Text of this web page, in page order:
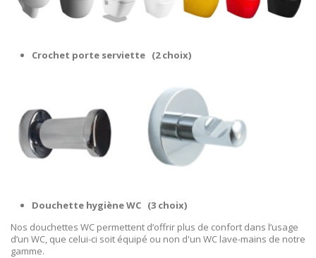
Crochet porte serviette (2 choix)
Douchette hygiène WC (3 choix)
Nos douchettes WC permettent d’offrir plus de confort dans l’usage
d’un WC, que celui-ci soit équipé ou non d'un WC lave-mains de notre
gamme.